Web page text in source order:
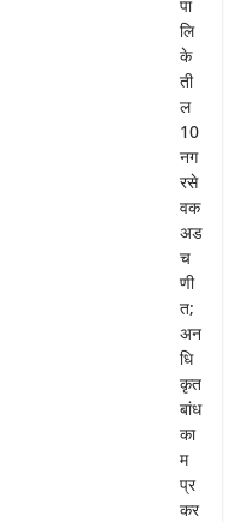
पा
लि
के
ती
ल
10
नग
रसे
वक
अड
च
णी
त;
अन
धि
कृत
बांध
का
म
प्र
कर